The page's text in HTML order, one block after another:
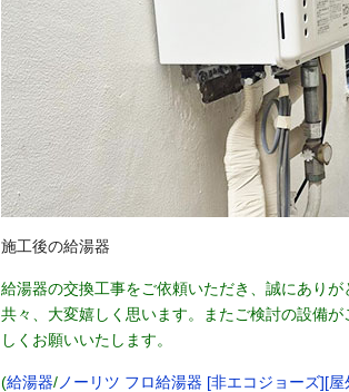
施工後の給湯器
給湯器の交換工事をご依頼いただき、誠にあり
共々、大変嬉しく思います。またご検討の設備
しくお願いいたします。
(給湯器/ ノーリツ フロ給湯器 [非エコジョーズ][